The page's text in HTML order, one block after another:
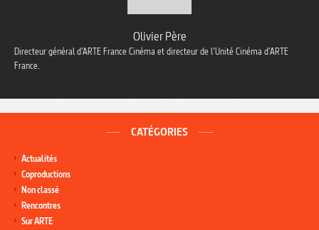
Olivier Père
Directeur général d’ARTE France Cinéma et directeur de l’Unité Cinéma d’ARTE
France.
CATÉGORIES
Actualités
Coproductions
Non classé
Rencontres
Sur ARTE